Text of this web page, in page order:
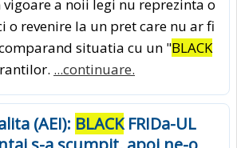
a noii legi nu reprezinta o
o revenire la un pret care nu ar fi
situatia cu un "BLACK
...continuare.
(AEI): BLACKFRIDa-UL